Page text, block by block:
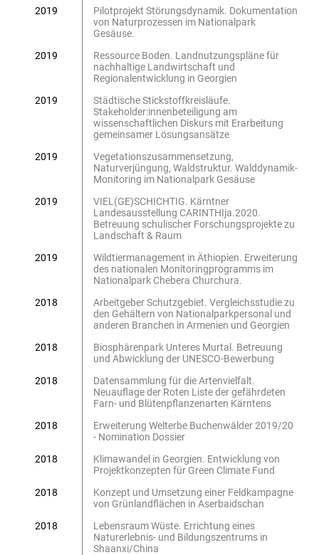
2019
Pilotprojekt Störungsdynamik. Dokumentation
von Naturprozessen im Nationalpark
Gesäuse.
2019
Ressource Boden. Landnutzungspläne für
nachhaltige Landwirtschaft und
Regionalentwicklung in Georgien
2019
Städtische Stickstoffkreisläufe.
Stakeholder:innenbeteiligung am
wissenschaftlichen Diskurs mit Erarbeitung
gemeinsamer Lösungsansätze
2019
Vegetationszusammensetzung,
Naturverjüngung, Waldstruktur. Walddynamik-
Monitoring im Nationalpark Gesäuse
2019
VIEL(GE)SCHICHTIG. Kärntner
Landesausstellung CARINTHIja.2020.
Betreuung schulischer Forschungsprojekte zu
Landschaft & Raum
2019
Wildtiermanagement in Äthiopien. Erweiterung
des nationalen Monitoringprogramms im
Nationalpark Chebera Churchura.
2018
Arbeitgeber Schutzgebiet. Vergleichsstudie zu
den Gehältern von Nationalparkpersonal und
anderen Branchen in Armenien und Georgien
2018
Biosphärenpark Unteres Murtal. Betreuung
und Abwicklung der UNESCO-Bewerbung
2018
Datensammlung für die Artenvielfalt.
Neuauflage der Roten Liste der gefährdeten
Farn- und Blütenpflanzenarten Kärntens
2018
Erweiterung Welterbe Buchenwälder 2019/20
- Nomination Dossier
2018
Klimawandel in Georgien. Entwicklung von
Projektkonzepten für Green Climate Fund
2018
Konzept und Umsetzung einer Feldkampagne
von Grünlandflächen in Aserbaidschan
2018
Lebensraum Wüste. Errichtung eines
Naturerlebnis- und Bildungszentrums in
Shaanxi/China